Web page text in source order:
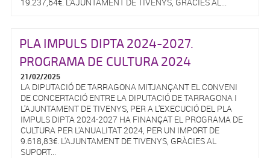
PLA IMPULS DIPTA 2024-2027.
PROGRAMA DE CULTURA 2024
21/02/2025
LA DIPUTACIÓ DE TARRAGONA MITJANÇANT EL CONVENI
DE CONCERTACIÓ ENTRE LA DIPUTACIÓ DE TARRAGONA I
L'AJUNTAMENT DE TIVENYS, PER A L'EXECUCIÓ DEL PLA
IMPULS DIPTA 2024-2027 HA FINANÇAT EL PROGRAMA DE
CULTURA PER L'ANUALITAT 2024, PER UN IMPORT DE
9.618,83€. L'AJUNTAMENT DE TIVENYS, GRÀCIES AL
SUPORT...